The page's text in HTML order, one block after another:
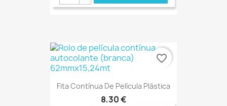
€ ONLINE
Fita Contínua De Película Plástica
8,30 €
favorite_border